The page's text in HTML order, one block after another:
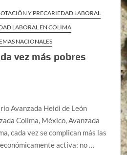
Y PRECARIEDAD LABORAL
LABORAL EN COLIMA
NACIONALES
vez más pobres
Avanzada Heidi de León
Colima, México, Avanzada
cada vez se complican más las
activa: no …